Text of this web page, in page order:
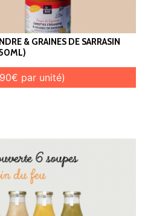
& GRAINES DE SARRASIN
par unité)